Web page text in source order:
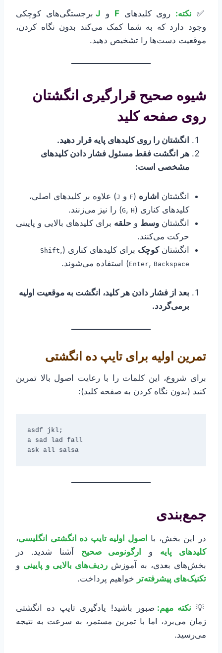
✅ نکته: روی کلیدهایF و J برجستگی‌های کوچکی
وجود دارد که به شما کمک می‌کند بدون نگاه کردن،
موقعیت دست‌ها را تشخیص دهید.
شیوه صحیح قرارگیری انگشتان
روی صفحه کلید
انگشتان را روی کلیدهای پایه قرار دهید.
هر انگشت فقط مسئول فشار دادن کلیدهای
مشخصی است:
انگشتان اشاره (
F و J) علاوه بر کلیدهای اصلی،
کلیدهای کناری (
G, H
) را نیز می‌زنند.
انگشتان وسط و حلقه برای کلیدهای بالایی و پایینی
حرکت می‌کنند.
انگشتانکوچک برای کلیدهای کناری ( Shift,
Enter, Backspace ) استفاده می‌شوند.
بعد از فشار دادن هر کلید، انگشت به موقعیت اولیه
برمی‌گردد.
تمرین اولیه برای تایپ ده انگشتی
برای شروع، این کلمات را با رعایت اصول بالا تمرین
کنید (بدون نگاه کردن به صفحه کلید):
asdf jkl;
a sad lad fall
ask all salsa
جمع‌بندی
در این بخش، با اصول اولیه تایپ ده انگشتی انگلیسی،
کلیدهای پایه و ارگونومی صحیح آشنا شدید. در
بخش‌های بعدی، به آموزش ردیف‌های بالایی و پایینی و
تکنیک‌های پیشرفته‌تر خواهیم پرداخت.
💡 نکته مهم: صبور باشید! یادگیری تایپ ده انگشتی
زمان می‌برد، اما با تمرین مستمر، به سرعت به نتیجه
می‌رسید.